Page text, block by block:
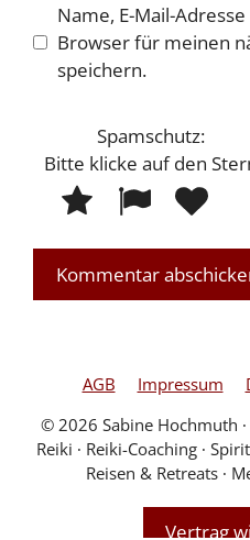
Name, E-Mail-
Browser für meinen
speichern.
Spamschutz:
Bitte klicke aufden
a
s
z
:
2
AGB Impressum
© 2026 Sabine Hochmuth ∙
Reiki ∙ Reiki-Coaching ∙
Reisen & Retreats ∙
Vertrag